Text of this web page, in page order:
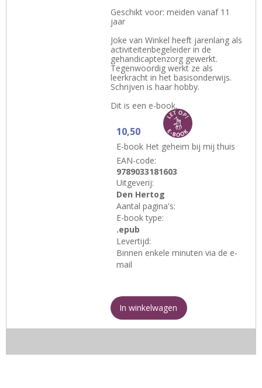
Geschikt voor: meiden vanaf 11
jaar
Joke van Winkel heeft jarenlang als
activiteitenbegeleider in de
gehandicaptenzorg gewerkt.
Tegenwoordig werkt ze als
leerkracht in het basisonderwijs.
Schrijven is haar hobby.
Dit is een e-book.
10,50
E-book Het geheim bij mij thuis
EAN-code:
9789033181603
Uitgeverij:
Den Hertog
Aantal pagina's:
E-book type:
.epub
Levertijd:
Binnen enkele minuten via de e-
mail
In winkelwagen